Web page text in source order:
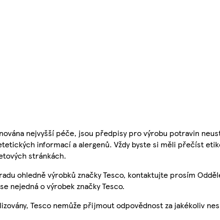
nejvyšší péče, jsou předpisy pro výrobu potravin
informací a alergenů. Vždy byste si měli přečíst
stránkách.
ohledně výrobků značky Tesco, kontaktujte prosím
nejedná o výrobek značky Tesco.
Tesco nemůže přijmout odpovědnost za jakékoliv